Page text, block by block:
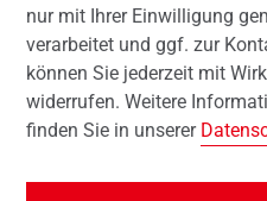
nur mit Ihrer Einwilligung
verarbeitet und ggf. zur
können Sie jederzeit mit
widerrufen. Weitere
finden Sie in unserer